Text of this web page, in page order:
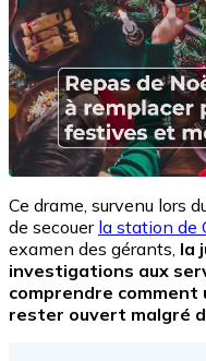
Ce drame, survenu lors
de secouer la station de
examen des gérants, la
investigations aux
comprendre
rester ouvert malgré